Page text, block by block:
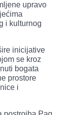
upravo
i kulturnog
inicijative
se kroz
bogata
prostore
i